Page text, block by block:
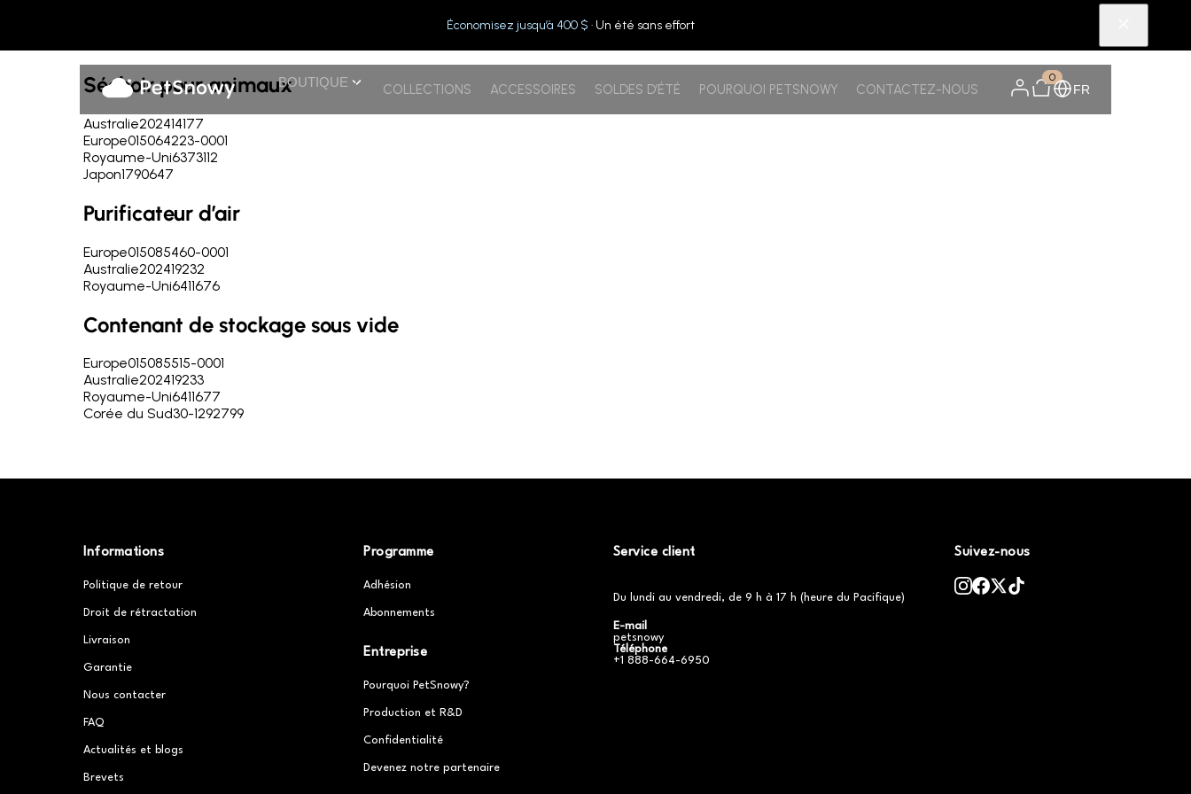
Économisez jusqu’à 400 $ · Un été sans effort
BOUTIQUE COLLECTIONS ACCESSOIRES SOLDES D’ÉTÉ POURQUOI PETSNOWY CONTACTEZ-NOUS
0
FR
Séchoir pour animaux
Australie202414177
Europe015064223-0001
Royaume-Uni6373112
Japon1790647
Purificateur d’air
Europe015085460-0001
Australie202419232
Royaume-Uni6411676
Contenant de stockage sous vide
Europe015085515-0001
Australie202419233
Royaume-Uni6411677
Corée du Sud30-1292799
Informations
Politique de retour
Droit de rétractation
Livraison
Garantie
Nous contacter
FAQ
Actualités et blogs
Brevets
Programme
Adhésion
Abonnements
Entreprise
Pourquoi PetSnowy?
Production et R&D
Confidentialité
Devenez notre partenaire
Service client
Du lundi au vendredi, de 9 h à 17 h (heure du Pacifique)
E-mail
petsnowy
Téléphone
+1 888-664-6950
Suivez-nous